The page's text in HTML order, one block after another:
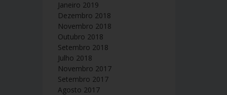
Janeiro 2019
Dezembro 2018
Novembro 2018
Outubro 2018
Setembro 2018
Julho 2018
Novembro 2017
Setembro 2017
Agosto 2017